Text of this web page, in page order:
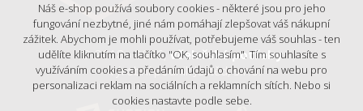
© 2018 - 2026, Včelařské potřeby
- Výrobní podnik Ještěd, s.r.o.
Náš e-shop používá soubory cookies - některé jsou pro jeho
fungování nezbytné, jiné nám pomáhají zlepšovat váš nákupní
zážitek. Abychom je mohli používat, potřebujeme váš souhlas - ten
udělíte kliknutím na tlačítko "OK, souhlasím". Tím souhlasíte s
využíváním cookies a předáním údajů o chování na webu pro
personalizaci reklam na sociálních a reklamních sítích. Nebo si
cookies nastavte podle sebe.